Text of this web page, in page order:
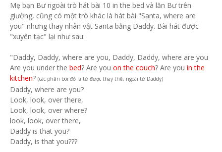
Mẹ bạn Bư ngoài trò hát bài 10 in the bed và lăn Bư trên
giường, cũng có một trò khác là hát bài "Santa, where are
you" nhưng thay nhân vật Santa bằng Daddy. Bài hát được
"xuyên tạc" lại như sau:
"Daddy, Daddy, where are you, Daddy, Daddy, where are you
Are you under the bed? Are you on the couch? Are you in the
kitchen? (các phần bôi đỏ là từ được thay thế, ngoài từ Daddy)
Daddy, where are you?
Look, look, over there,
Look, look, over where?
look, look, over there,
Daddy is that you?
Daddy, is that you???